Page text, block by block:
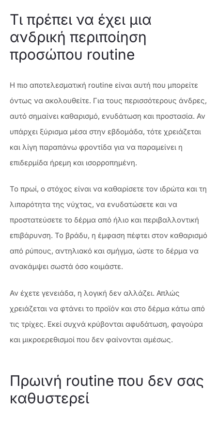
Τι πρέπει να έχει μια
ανδρική περιποίηση
προσώπου routine
Η πιο αποτελεσματική routine είναι αυτή που μπορείτε
όντως να ακολουθείτε. Για τους περισσότερους άνδρες,
αυτό σημαίνει καθαρισμό, ενυδάτωση και προστασία. Αν
υπάρχει ξύρισμα μέσα στην εβδομάδα, τότε χρειάζεται
και λίγη παραπάνω φροντίδα για να παραμείνει η
επιδερμίδα ήρεμη και ισορροπημένη.
Το πρωί, ο στόχος είναι να καθαρίσετε τον ιδρώτα και τη
λιπαρότητα της νύχτας, να ενυδατώσετε και να
προστατεύσετε το δέρμα από ήλιο και περιβαλλοντική
επιβάρυνση. Το βράδυ, η έμφαση πέφτει στον καθαρισμό
από ρύπους, αντηλιακό και σμήγμα, ώστε το δέρμα να
ανακάμψει σωστά όσο κοιμάστε.
Αν έχετε γενειάδα, η λογική δεν αλλάζει. Απλώς
χρειάζεται να φτάνει το προϊόν και στο δέρμα κάτω από
τις τρίχες. Εκεί συχνά κρύβονται αφυδάτωση, φαγούρα
και μικροερεθισμοί που δεν φαίνονται αμέσως.
Πρωινή routine που δεν σας
καθυστερεί